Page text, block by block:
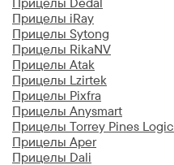
Прицелы iRay
Прицелы Sytong
Прицелы RikaNV
Прицелы Atak
Прицелы Lzirtek
Прицелы Pixfra
Прицелы Anysmart
Прицелы Torrey Pines Logic
Прицелы Aper
Прицелы Dali